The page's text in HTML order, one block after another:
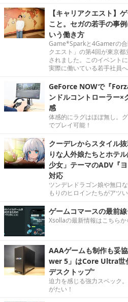
【キャリアクエスト】
こと。セガの若手の事
いう働き方
Game*Sparkと4Gamerの
クエスト」の第4回が東京
されました。このイベント
実際に働いている若手社員
GeForce NOWで『
ンドルコントローラー×
感
体感的にラグはほぼ無し。
でプレイ可能！
クーデレからスタイル
りな人外娘たちとホテ
少女」テーマのADV『
対応
ツンデレドラゴン娘や無口
もりのヒロインたちがアツい
ゲームコマースの最前
Xsollaの最新情報はこちらか
AAAゲームも制作も妥
wer 5」はCore Ultra世
デスクトップ”
迫力を感じる強力スペック
がたい！